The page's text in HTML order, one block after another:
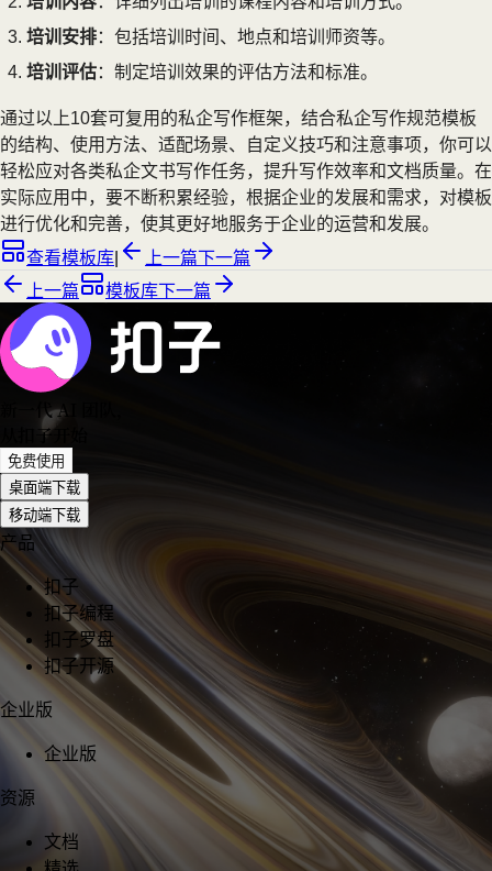
培训安排：包括培训时间、地点和培训师资等。
培训评估：制定培训效果的评估方法和标准。
通过以上10套可复用的私企写作框架，结合私企写作规范模板
的结构、使用方法、适配场景、自定义技巧和注意事项，你可以
轻松应对各类私企文书写作任务，提升写作效率和文档质量。在
实际应用中，要不断积累经验，根据企业的发展和需求，对模板
进行优化和完善，使其更好地服务于企业的运营和发展。
查看模板库
上一篇下一篇
上一篇
模板库下一篇
新一代 AI 团队
从扣子开始
免费使用
桌面端下载
移动端下载
产品
扣子
扣子编程
扣子罗盘
扣子开源
企业版
企业版
资源
文档